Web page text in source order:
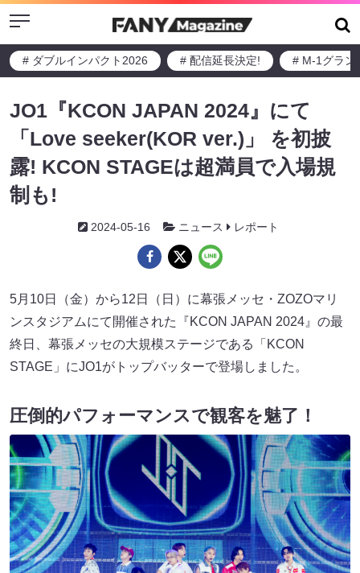
Menu
# ダブルインパクト2026 # 配信延長決定! # M-1グラン
JO1『KCON JAPAN 2024』にて
「Love seeker(KOR ver.)」 を初披
露! KCON STAGEは超満員で入場規
制も!
2024-05-16 ニュース レポート
5月10日（金）から12日（日）に幕張メッセ・ZOZOマリ
ンスタジアムにて開催された『KCON JAPAN 2024』の最
終日、幕張メッセの大規模ステージである「KCON
STAGE」にJO1がトップバッターで登場しました。
圧倒的パフォーマンスで観客を魅了！